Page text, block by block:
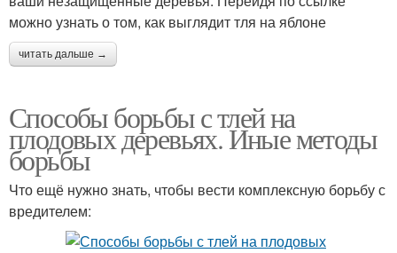
можно узнать о том, как выглядит тля на яблоне
читать дальше →
Способы борьбы с тлей на
плодовых деревьях. Иные методы
борьбы
Что ещё нужно знать, чтобы вести комплексную борьбу с
вредителем: